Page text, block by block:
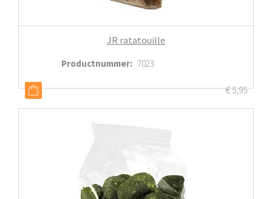
JR ratatouille
Productnummer: 7023
€5,95